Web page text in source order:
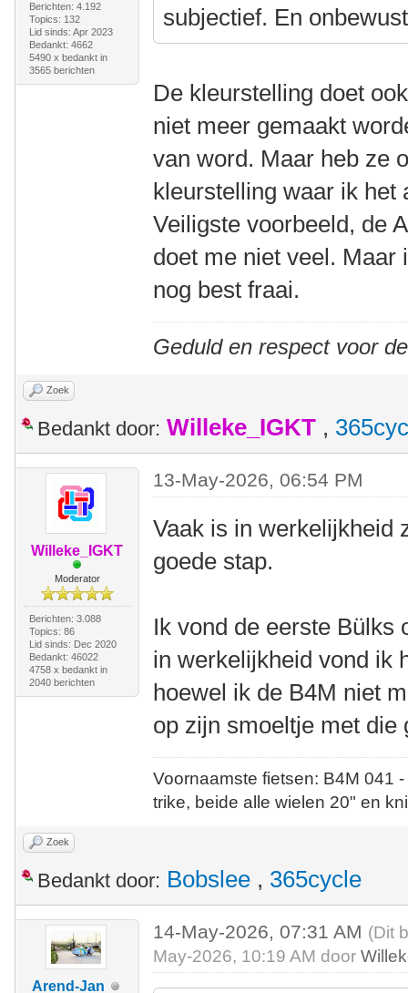
Berichten: 4.192
Topics: 132
Lid sinds: Apr 2023
Bedankt: 4662
5490 x bedankt in
3565 berichten
subjectief. En
De kleurstelling doet
niet meer gemaakt
van word. Maar heb ze
kleurstelling waar ik het
Veiligste voorbeeld, de
doet me niet veel. Maar
nog best fraai.
Geduld en respect voor
Zoek
Bedankt door: Willeke_IGKT ,
Willeke_IGKT
Moderator
Berichten: 3.088
Topics: 86
Lid sinds: Dec 2020
Bedankt: 46022
4758 x bedankt in
2040 berichten
13-May-2026, 06:54 PM
Vaak is in werkelijkheid
goede stap.
Ik vond de eerste Bülks
in werkelijkheid vond ik
hoewel ik de B4M niet
op zijn smoeltje met die
Voornaamste fietsen: B4M
trike, beide alle wielen 20" en
Zoek
Bedankt door: Bobslee , 365cycle
Arend-Jan
14-May-2026, 07:31 AM (Dit
May-2026, 10:19 AM door